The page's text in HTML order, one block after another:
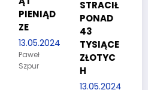
STRACIŁ
PONAD
TYSIĄCE
ZŁOTYC
H
ATÓW
DO
POLICJI
27.03.2024